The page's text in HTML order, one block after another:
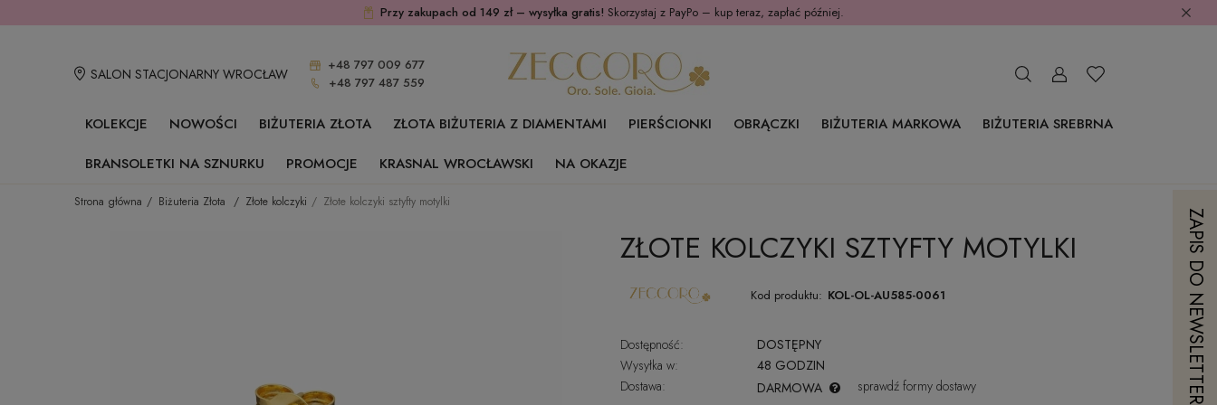
Przy zakupach od 149 zł – wysyłka gratis! Skorzystaj z PayPo – kup teraz, zapłać później.
SALON STACJONARNY WROCŁAW
+48 797 009 677
+48 797 487 559
KOLEKCJE NOWOŚCI BIŻUTERIA ZŁOTA ZŁOTA BIŻUTERIA Z DIAMENTAMI PIERŚCIONKI OBRĄCZKI BIŻUTERIA MARKOWA
BIŻUTERIA SREBRNA
BRANSOLETKI NA SZNURKU
PROMOCJE KRASNAL WROCŁAWSKI NA OKAZJE
Strona główna Biżuteria Złota Złote kolczyki Złote kolczyki sztyfty motylki
ZŁOTE KOLCZYKI SZTYFTY MOTYLKI
Kod produktu: KOL-OL-AU585-0061
Dostępność:
DOSTĘPNY
Wysyłka w:
48 GODZIN
Dostawa:
DARMOWA sprawdź formy dostawy ZAPIS DO NEWSLETTERA